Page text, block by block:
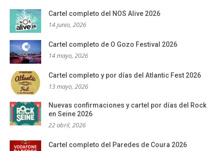
Cartel completo del NOS Alive 2026
14 junio, 2026
Cartel completo de O Gozo Festival 2026
14 mayo, 2026
Cartel completo y por días del Atlantic Fest 2026
13 mayo, 2026
Nuevas confirmaciones y cartel por días del Rock
en Seine 2026
22 abril, 2026
Cartel completo del Paredes de Coura 2026